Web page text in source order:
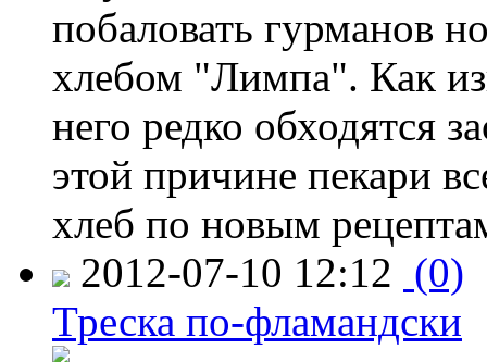
побаловать гурманов
хлебом "Лимпа". Как
него редко обходятся
этой причине пекари
хлеб по новым
2012-07-10 12:12 (0)
Треска по-фламандски